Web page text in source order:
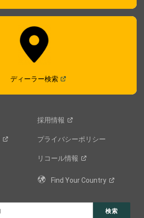
ディーラー検索( Open in a new window
採用情報
プライバシーポリシー
リコール情報
Find YourCountry
検索